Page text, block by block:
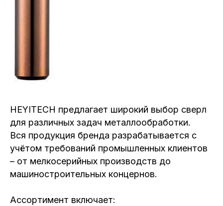
HEYITECH предлагает широкий выбор сверл
для различных задач металлообработки.
Вся продукция бренда разрабатывается с
учётом требований промышленных клиентов
– от мелкосерийных производств до
машиностроительных концернов.
Ассортимент включает: